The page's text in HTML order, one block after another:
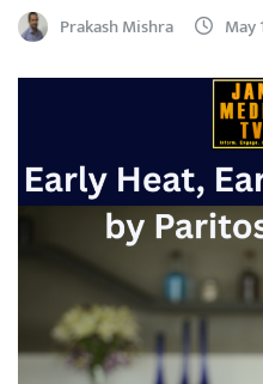
Prakash Mishra May